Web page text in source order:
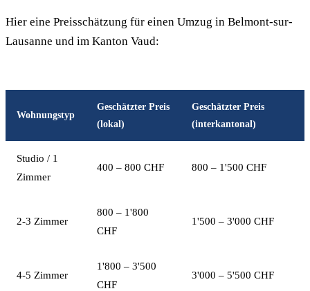
Hier eine Preisschätzung für einen Umzug in Belmont-sur-
Lausanne und im Kanton Vaud:
Wohnungstyp
Geschätzter Preis
(lokal)
Geschätzter Preis
(interkantonal)
Studio / 1
Zimmer
400 – 800 CHF 800 – 1'500 CHF
2-3 Zimmer
800 – 1'800
CHF
1'500 – 3'000 CHF
4-5 Zimmer
1'800 – 3'500
CHF
3'000 – 5'500 CHF